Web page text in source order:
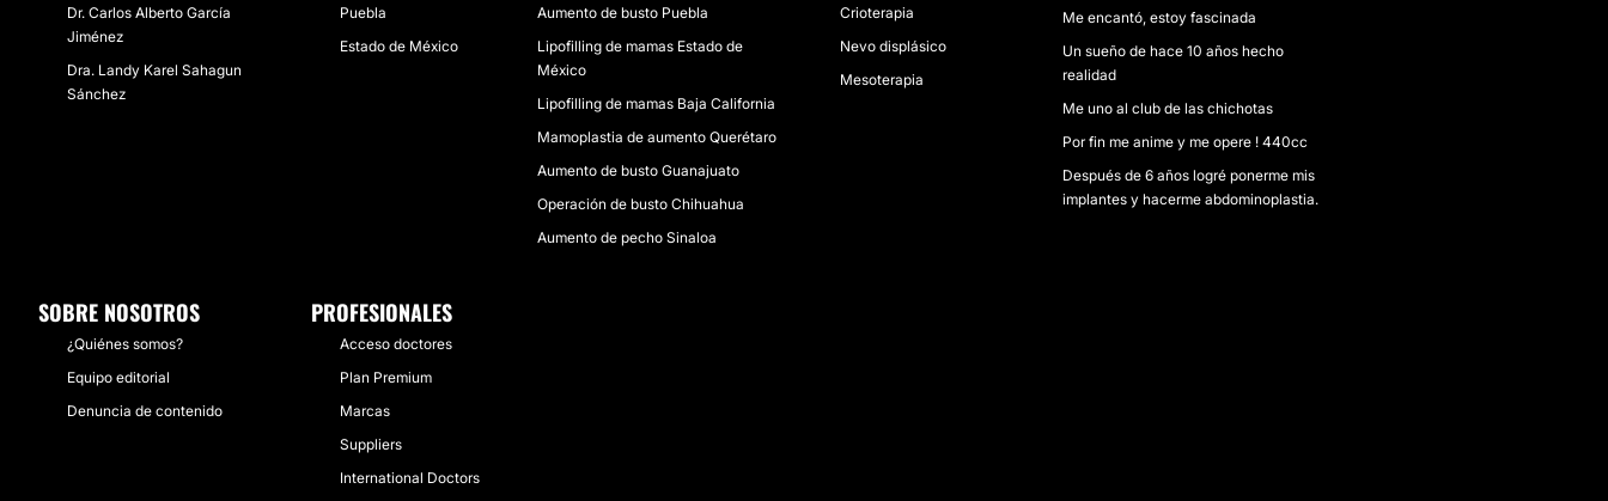
Dr. Carlos Alberto García
Jiménez
Dra. Landy Karel Sahagun
Sánchez
Puebla
Estado de México
Aumento de busto Puebla
Lipofilling de mamas Estado de
México
Lipofilling de mamas Baja California
Mamoplastia de aumento Querétaro
Aumento de busto Guanajuato
Operación de busto Chihuahua
Aumento de pecho Sinaloa
Crioterapia
Nevo displásico
Mesoterapia
Me encantó, estoy fascinada
Un sueño de hace 10 años hecho
realidad
Me uno al club de las chichotas
Por fin me anime y me opere ! 440cc
Después de 6 años logré ponerme mis
implantes y hacerme abdominoplastia.
SOBRE NOSOTROS
¿Quiénes somos?
Equipo editorial
Denuncia de contenido
PROFESIONALES
Acceso doctores
Plan Premium
Marcas
Suppliers
International Doctors